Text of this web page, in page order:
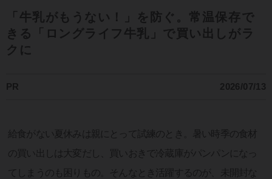
「牛乳がもうない！」を防ぐ。常温保存で
きる「ロングライフ牛乳」で買い出しがラ
クに
PR 2026/07/13
給食がない夏休みは親にとって試練のとき。暑い時季の食材
の買い出しは大変だし、買いおきで冷蔵庫がパンパンになっ
てしまうのも困りもの。そんなとき活躍するのが、未開封な